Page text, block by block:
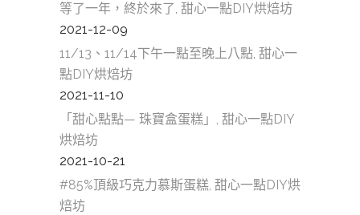
等了一年，終於來了, 甜心一點DIY烘焙坊
2021-12-09
11/13、11/14下午一點至晚上八點, 甜心一
點DIY烘焙坊
2021-11-10
「甜心點點— 珠寶盒蛋糕」, 甜心一點DIY
烘焙坊
2021-10-21
#85%頂級巧克力慕斯蛋糕, 甜心一點DIY烘
焙坊